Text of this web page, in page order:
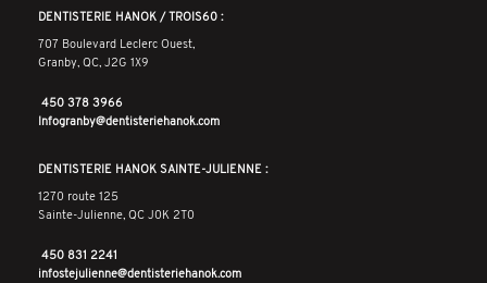
DENTISTERIE HANOK / TROIS60 :
707 Boulevard Leclerc Ouest,
Granby, QC, J2G 1X9
450 378 3966
Infogranby@dentisteriehanok.com
DENTISTERIE HANOK SAINTE-JULIENNE :
1270 route 125
Sainte-Julienne, QC J0K 2T0
450 831 2241
infostejulienne@dentisteriehanok.com